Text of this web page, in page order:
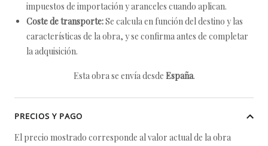
impuestos de importación y aranceles cuando aplican.
Coste de transporte:Se calcula en función del destino y las
características de la obra, y se confirma antes de completar
la adquisición.
Esta obra se envía desde España.
PRECIOS Y PAGO
El precio mostrado corresponde al valor actual de la obra